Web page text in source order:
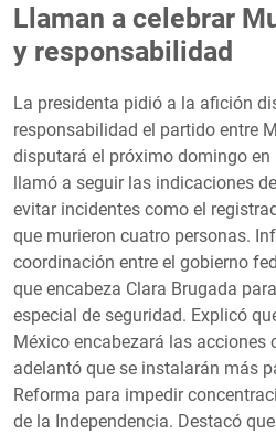
Llaman a celebrar
y responsabilidad
La presidenta pidió a la afición
responsabilidad el partido entre
disputará el próximo domingo en
llamó a seguir las indicaciones
evitar incidentes como el
que murieron cuatro personas.
coordinación entre el gobierno
que encabeza Clara Brugada
especial de seguridad. Explicó
México encabezará las acciones
adelantó que se instalarán más
Reforma para impedir
de la Independencia. Destacó